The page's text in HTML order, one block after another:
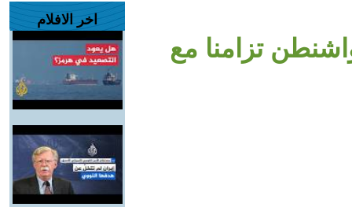
تزامنا مع
اخر الافلام